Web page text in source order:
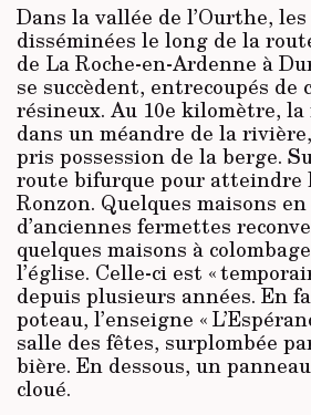
Dans la vallée de l’Ourthe,
disséminées le long de la
de La Roche-en-Ardenne à
se succèdent, entrecoupés de
résineux. Au 10e kilomètre,
dans un méandre de la
pris possession de la berge.
route bifurque pour atteindre
Ronzon. Quelques maisons
d’anciennes fermettes
quelques maisons à
l’église. Celle-ci est «
depuis plusieurs années. En
poteau, l’enseigne «
salle des fêtes, surplombée
bière. En dessous, un
cloué.